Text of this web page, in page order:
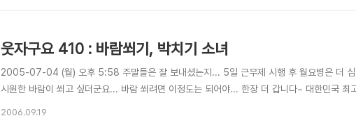
웃자구요 410 : 바람쐬기, 박치기 소녀
2005-07-04 (월) 오후 5:58 주말들은 잘 보내셨는지... 5일 근무제 시행 후 월요병은 더 심
시원한 바람이 쐬고 싶더군요... 바람 쐬려면 이정도는 되어야... 한장 더 갑니다~ 대한민국 최
2006.09.19